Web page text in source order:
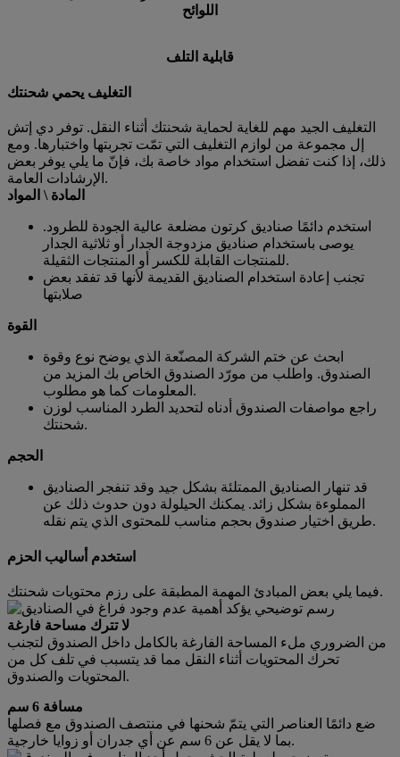
اللوائح
قابلية التلف
التغليف يحمي شحنتك
التغليف الجيد مهم للغاية لحماية شحنتك أثناء النقل. توفر دي إتش
إل مجموعة من لوازم التغليف التي تمّت تجربتها واختبارها. ومع
ذلك، إذا كنت تفضل استخدام مواد خاصة بك، فإنّ ما يلي يوفر بعض
الإرشادات العامة.
المادة \ المواد
استخدم دائمًا صناديق كرتون مضلعة عالية الجودة للطرود.
يوصى باستخدام صناديق مزدوجة الجدار أو ثلاثية الجدار
للمنتجات القابلة للكسر أو المنتجات الثقيلة.
تجنب إعادة استخدام الصناديق القديمة لأنها قد تفقد بعض
صلابتها
القوة
ابحث عن ختم الشركة المصنّعة الذي يوضح نوع وقوة
الصندوق. واطلب من مورّد الصندوق الخاص بك المزيد من
المعلومات كما هو مطلوب.
راجع مواصفات الصندوق أدناه لتحديد الطرد المناسب لوزن
شحنتك.
الحجم
قد تنهار الصناديق الممتلئة بشكل جيد وقد تنفجر الصناديق
المملوءة بشكل زائد. يمكنك الحيلولة دون حدوث ذلك عن
طريق اختيار صندوق بحجم مناسب للمحتوى الذي يتم نقله.
استخدم أساليب الحزم
فيما يلي بعض المبادئ المهمة المطبقة على رزم محتويات شحنتك.
لا تترك مساحة فارغة
من الضروري ملء المساحة الفارغة بالكامل داخل الصندوق لتجنب
تحرك المحتويات أثناء النقل مما قد يتسبب في تلف كل من
المحتويات والصندوق.
مسافة 6 سم
ضع دائمًا العناصر التي يتمّ شحنها في منتصف الصندوق مع فصلها
بما لا يقل عن 6 سم عن أي جدران أو زوايا خارجية.